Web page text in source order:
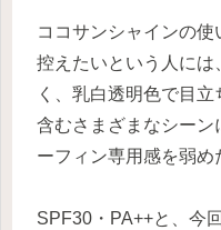
ココサンシャインの
控えたいという人には
く、乳白透明色で目
含むさまざまなシーン
ーフィン専用感を弱め
SPF30・PA++と、今